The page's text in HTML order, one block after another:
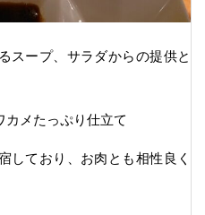
スープ、サラダからの提供と
カメたっぷり仕立て
しており、お肉とも相性良く